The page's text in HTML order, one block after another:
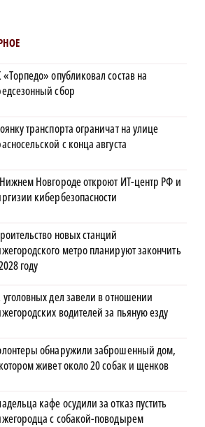
«Торпедо» опубликовал состав на
сбор
транспорта ограничат на улице
с конца августа
Новгороде откроют ИТ-центр РФ и
кибербезопасности
новых станций
метро планируют закончить
году
уголовных дел завели в отношении
водителей за пьяную езду
обнаружили заброшенный дом,
живет около 20 собак и щенков
кафе осудили за отказ пустить
с собакой-поводырем